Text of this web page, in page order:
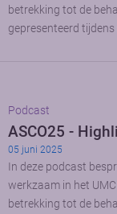
betrekking tot de
gepresenteerd tijdens
Podcast
ASCO25 -
05 juni 2025
In deze podcast
werkzaam in het
betrekking tot de